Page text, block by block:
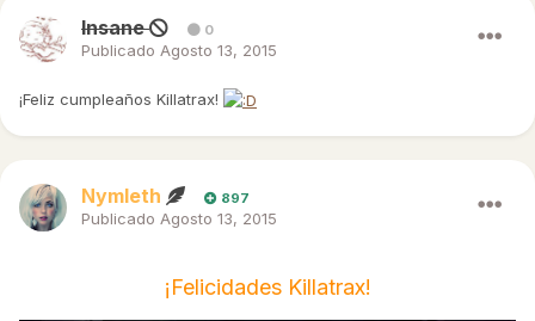
Insane 0
Publicado Agosto 13, 2015
¡Feliz cumpleaños Killatrax!
Nymleth 897
Publicado Agosto 13, 2015
¡Felicidades Killatrax!